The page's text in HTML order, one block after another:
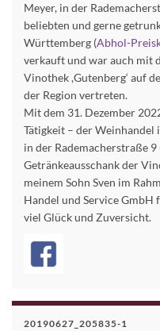
Meyer, in der
beliebten und gerne
Württemberg (Abhol-
verkauft und war auch mit
Vinothek ,Gutenberg‘ auf
der Region vertreten.
Mit dem 31. Dezember
Tätigkeit – der Weinhandel
in der Rademacherstraße
Getränkeausschank der
meinem Sohn Sven im
Handel und Service
viel Glück und Zuversicht.
20190627_205835-1